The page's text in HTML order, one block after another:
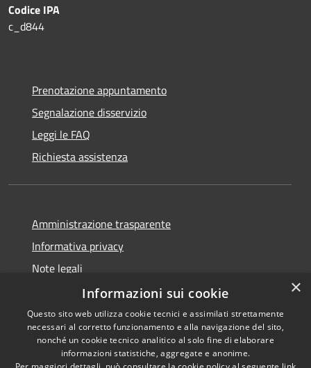
Codice IPA
c_d844
Prenotazione appuntamento
Segnalazione disservizio
Leggi le FAQ
Richiesta assistenza
Amministrazione trasparente
Informativa privacy
Note legali
Dichiarazione di accessibilità
RSS Copyright © 2026 • Comune di
×
Informazioni sui cookie
Questo sito web utilizza cookie tecnici e assimilati strettamente
necessari al corretto funzionamento e alla navigazione del sito,
nonché un cookie tecnico analitico al solo fine di elaborare
informazioni statistiche, aggregate e anonime.